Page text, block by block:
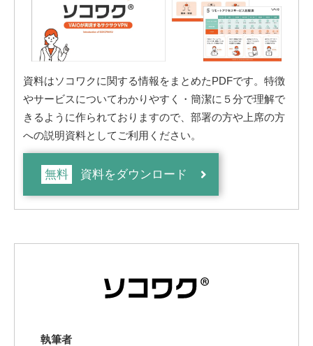
資料はソコワクに関する情報をまとめたPDFです。特徴
やサービスについてわかりやすく・簡潔に５分で理解で
きるように作られておりますので、部署の方や上席の方
への説明資料としてご利用ください。
無料 資料をダウンロード
執筆者